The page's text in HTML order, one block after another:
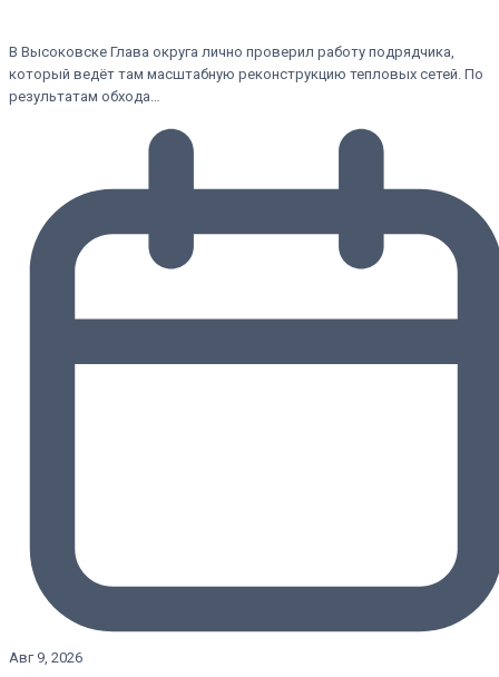
В Высоковске Глава округа лично проверил работу подрядчика,
который ведёт там масштабную реконструкцию тепловых сетей. По
результатам обхода…
Авг 9, 2026